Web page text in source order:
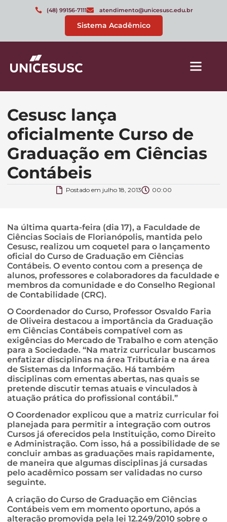
(48) 99156-7111 atendimento@unicesusc.edu.br
Sistema Acadêmico
Cesusc lança
oficialmente Curso de
Graduação em Ciências
Contábeis
Postado em julho 18, 2013 00:00
Na última quarta-feira (dia 17), a Faculdade de
Ciências Sociais de Florianópolis, mantida pelo
Cesusc, realizou um coquetel para o lançamento
oficial do Curso de Graduação em Ciências
Contábeis. O evento contou com a presença de
alunos, professores e colaboradores da faculdade e
membros da comunidade e do Conselho Regional
de Contabilidade (CRC).
O Coordenador do Curso, Professor Osvaldo Faria
de Oliveira destacou a importância da Graduação
em Ciências Contábeis compatível com as
exigências do Mercado de Trabalho e com atenção
para a Sociedade. “Na matriz curricular buscamos
enfatizar disciplinas na área Tributária e na área
de Sistemas da Informação. Há também
disciplinas com ementas abertas, nas quais se
pretende discutir temas atuais e vinculados à
atuação prática do profissional contábil.”
O Coordenador explicou que a matriz curricular foi
planejada para permitir a integração com outros
Cursos já oferecidos pela Instituição, como Direito
e Administração. Com isso, há a possibilidade de se
concluir ambas as graduações mais rapidamente,
de maneira que algumas disciplinas já cursadas
pelo acadêmico possam ser validadas no curso
seguinte.
A criação do Curso de Graduação em Ciências
Contábeis vem em momento oportuno, após a
alteração promovida pela lei 12.249/2010 sobre o